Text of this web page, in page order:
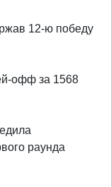
12-ю победу
офф за 1568
раунда